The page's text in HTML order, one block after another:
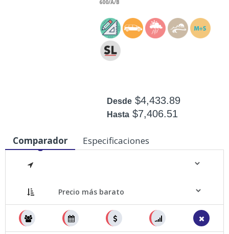
600/A/B
Desde $4,433.89
Hasta $7,406.51
Comparador Especificaciones